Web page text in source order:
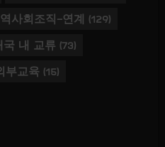
사회조직-연계 (129)
국 내 교류 (73)
부교육 (15)